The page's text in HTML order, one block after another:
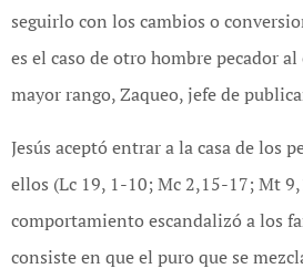
seguirlo con los cambios o
es el caso de otro hombre pecador
mayor rango, Zaqueo, jefe de
Jesús aceptó entrar a la casa de los
ellos (Lc 19, 1-10; Mc 2,15-17; Mt
comportamiento escandalizó a los
consiste en que el puro que se